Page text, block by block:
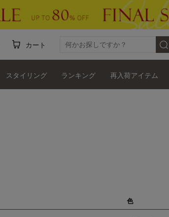
カート
スタイリング ランキング 再入荷アイテム
色